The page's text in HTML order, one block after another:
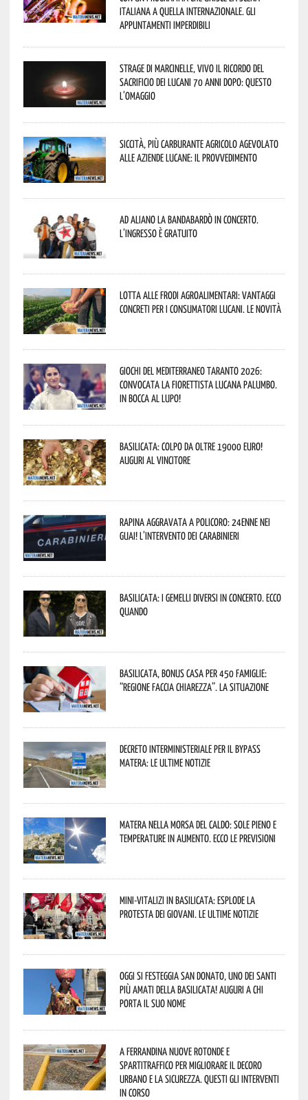
italiana a quella internazionale. Gli
appuntamenti imperdibili
Strage di Marcinelle, vivo il ricordo del
sacrificio dei lucani 70 anni dopo: questo
l’omaggio
Siccità, più carburante agricolo agevolato
alle aziende lucane: il provvedimento
Ad Aliano la Bandabardò in concerto.
L’ingresso è gratuito
Lotta alle frodi agroalimentari: vantaggi
concreti per i consumatori lucani. Le novità
Giochi del Mediterraneo Taranto 2026:
convocata la fiorettista lucana Palumbo.
In bocca al lupo!
Basilicata: colpo da oltre 19000 Euro!
Auguri al vincitore
Rapina aggravata a Policoro: 24enne nei
guai! L’intervento dei Carabinieri
Basilicata: i Gemelli DiVersi in concerto. Ecco
quando
Basilicata, Bonus casa per 450 famiglie:
“Regione faccia chiarezza”. La situazione
Decreto interministeriale per il Bypass
Matera: le ultime notizie
Matera nella morsa del caldo: sole pieno e
temperature in aumento. Ecco le previsioni
Mini-vitalizi in Basilicata: esplode la
protesta dei giovani. Le ultime notizie
Oggi si festeggia San Donato, uno dei Santi
più amati della Basilicata! Auguri a chi
porta il suo nome
A Ferrandina nuove rotonde e
spartitraffico per migliorare il decoro
urbano e la sicurezza. Questi gli interventi
in corso